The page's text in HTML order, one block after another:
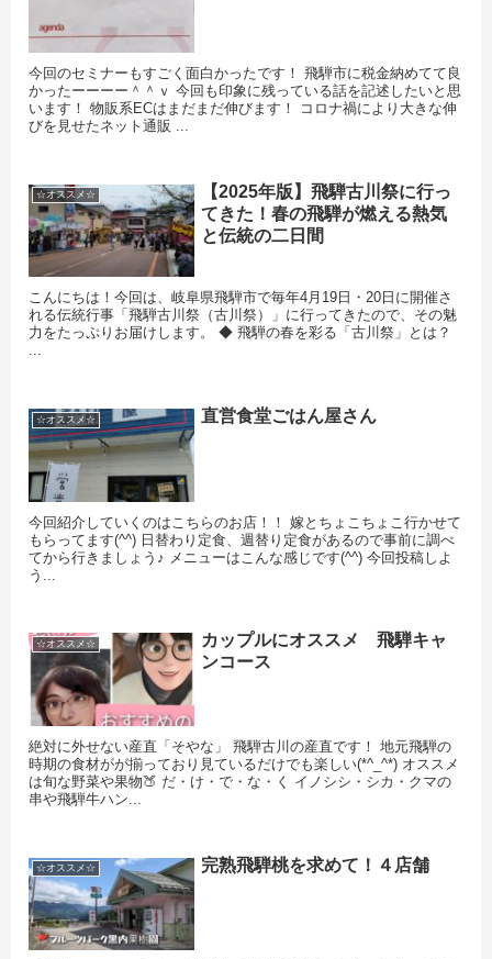
今回のセミナーもすごく面白かったです！ 飛騨市に税金納めてて良
かったーーーー＾＾ｖ 今回も印象に残っている話を記述したいと思
います！ 物販系ECはまだまだ伸びます！ コロナ禍により大きな伸
びを見せたネット通販 ...
☆オススメ☆
【2025年版】飛騨古川祭に行っ
てきた！春の飛騨が燃える熱気
と伝統の二日間
こんにちは！今回は、岐阜県飛騨市で毎年4月19日・20日に開催さ
れる伝統行事「飛騨古川祭（古川祭）」に行ってきたので、その魅
力をたっぷりお届けします。 ◆ 飛騨の春を彩る「古川祭」とは？
...
☆オススメ☆ 直営食堂ごはん屋さん
今回紹介していくのはこちらのお店！！ 嫁とちょこちょこ行かせて
もらってます(^^) 日替わり定食、週替り定食があるので事前に調べ
てから行きましょう♪ メニューはこんな感じです(^^) 今回投稿しよ
う...
☆オススメ☆
カップルにオススメ 飛騨キャ
ンコース
絶対に外せない産直「そやな」 飛騨古川の産直です！ 地元飛騨の
時期の食材がが揃っており見ているだけでも楽しい(*^_^*) オススメ
は旬な野菜や果物🍑 だ・け・で・な・く イノシシ・シカ・クマの
串や飛騨牛ハン...
☆オススメ☆ 完熟飛騨桃を求めて！４店舗